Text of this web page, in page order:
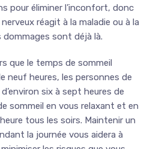
pour éliminer l’inconfort, donc
réagit à la maladie ou à la
dommages sont déjà là.
que le temps de sommeil
neuf heures, les personnes de
six à sept heures de
sommeil en vous relaxant et en
tous les soirs. Maintenir un
la journée vous aidera à